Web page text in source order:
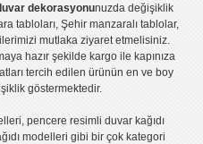
dekorasyonunuzda değişiklik
tabloları, Şehir manzaralı tablolar,
mutlaka ziyaret etmelisiniz.
hazır şekilde kargo ile kapınıza
tercih edilen ürünün en ve boy
göstermektedir.
,pencere resimli duvar kağıdı
modelleri gibi bir çok kategori